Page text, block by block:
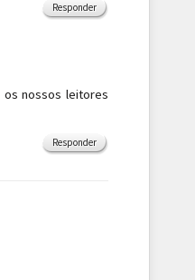
Responder
os nossos leitores
Responder